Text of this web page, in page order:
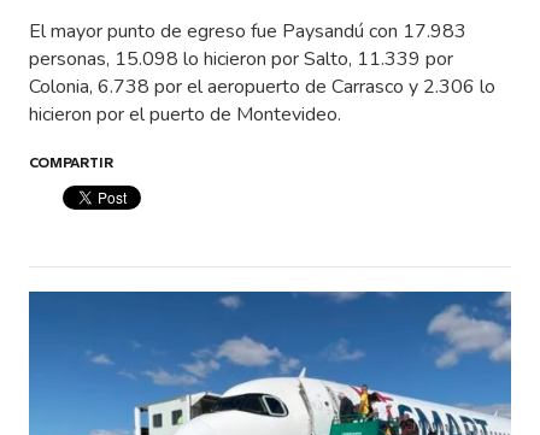
El mayor punto de egreso fue Paysandú con 17.983
personas, 15.098 lo hicieron por Salto, 11.339 por
Colonia, 6.738 por el aeropuerto de Carrasco y 2.306 lo
hicieron por el puerto de Montevideo.
COMPARTIR